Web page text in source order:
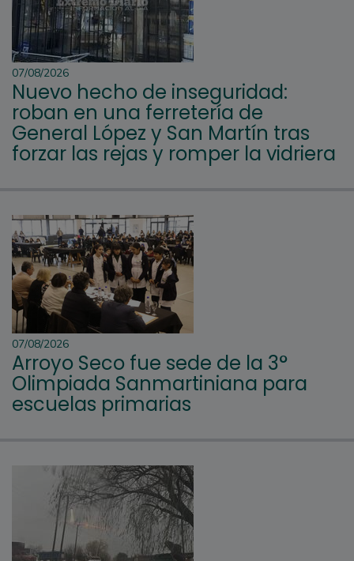
07/08/2026
Nuevo hecho de inseguridad:
roban en una ferretería de
General López y San Martín tras
forzar las rejas y romper la vidriera
07/08/2026
Arroyo Seco fue sede de la 3°
Olimpiada Sanmartiniana para
escuelas primarias